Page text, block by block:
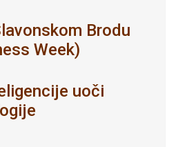
Brodu
Week)
uoči